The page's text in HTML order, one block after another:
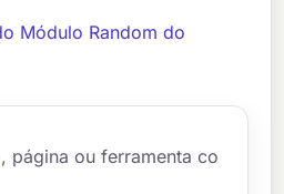
Módulo Random do
página ou ferramenta co